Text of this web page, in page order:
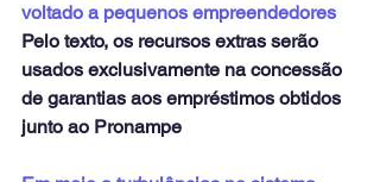
voltado a pequenos empreendedores
Pelo texto, os recursos extras serão
usados exclusivamente na concessão
de garantias aos empréstimos obtidos
junto ao Pronampe